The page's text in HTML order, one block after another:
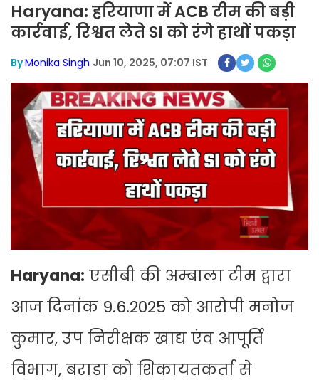
Haryana: हरियाणा में ACB टीम की बड़ी
कार्रवाई, रिश्वत लेते SI को रंगे हाथों पकड़ा
ByMonika Singh Jun 10, 2025, 07:07 IST
Haryana: एसीबी की अम्बाला टीम द्वारा
आज दिनांक 9.6.2025 को आरोपी मनोज
कुमार, उप निरीक्षक खाद्य एंव आपूर्ति
विभाग, बराडा को शिकायतकर्ता से